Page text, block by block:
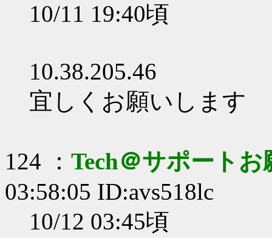
10/11 19:40頃
10.38.205.46
宜しくお願いします
124 ： Tech＠サポート
03:58:05 ID:avs518lc
10/12 03:45頃